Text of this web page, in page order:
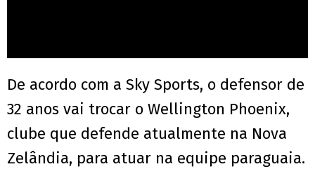
De acordo com a Sky Sports, o defensor de
32 anos vai trocar o Wellington Phoenix,
clube que defende atualmente na Nova
Zelândia, para atuar na equipe paraguaia.